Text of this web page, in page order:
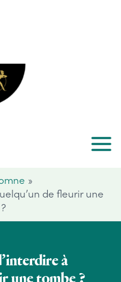
de fleurir une
à
une tombe ?